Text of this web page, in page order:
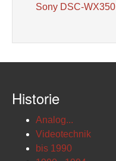
Sony DSC-WX350
Historie
Analog...
Videotechnik
bis 1990